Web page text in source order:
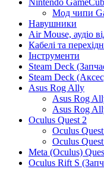
Nintendo
Мод чипи
Навушники
Air Mouse, аудіо
Кабелі та
Інструменти
Steam Deck
Steam Deck
Asus Rog Ally
Asus Rog
Asus Rog
Oculus Quest 2
Oculus
Oculus
Meta (Oculus)
Oculus Rift S